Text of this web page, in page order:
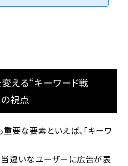
える“キーワード戦
視点
要な要素といえば、「キーワ
当違いなユーザーに広告が表